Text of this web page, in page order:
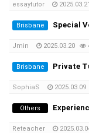
essaytutor 2025.03.21
Brisbane Special Vocal
Jmin 2025.03.20
Brisbane Private Tutoring
SophiaS 2025.03.09
Others
Reteacher